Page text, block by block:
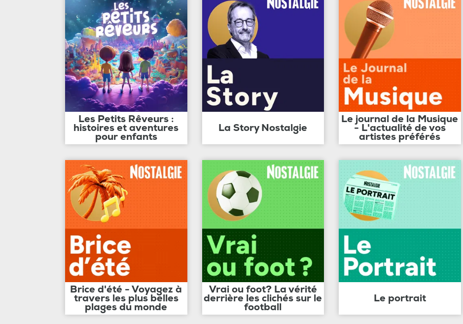
Les Petits Rêveurs :
histoires et aventures
pour enfants
La Story Nostalgie
Le journal de la Musique
- L'actualité de vos
artistes préférés
Brice d'été - Voyagez à
travers les plus belles
plages du monde
Vrai ou foot? La vérité
derrière les clichés sur le
football
Le portrait